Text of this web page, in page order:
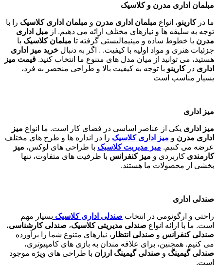
مبلمان اداری مدرن و کلاسیک
ما درکارینو، انواع مبلمان اداری مدرن و مبلمان اداری کلاسیک را با
توجه به سلیقه ها و نیازهای مختلف ارائه می دهیم. از مبل اداری
مدرن با خطوط ساده و مینیمالیستی گرفته تا مبلمان کلاسیک با
جزئیات هنری و مواد اولیه با کیفیت. . اگر به دنبال خرید میز اداری
هستید، می توانید از میان مدل های متنوع ما انتخاب کنید. قیمت میز
اداری درکارینو با توجه به کیفیت بالا و طراحی منحصر به فرد،
بسیار مناسب است
میز اداری
میز اداری یکی از عناصر اساسی در فضای کار است. ما انواع میز
اداری مدرن و میز اداری کلاسیک را در اندازه ها و طرح های مختلف
عرضه می کنیم. میز مدیریت کلاسیک با طراحی های لوکس، میز
کارمندی کاربردی و میز کنفرانس با ظرفیت های متفاوت، تنها
بخشی از محصولات ما هستند.
صندلی اداری
راحتی و ارگونومی در انتخاب صندلی اداری کلاسیک بسیار مهم
است. ما با ارائه انواع صندلی مدیریتی کلاسیک، صندلی کارشناسی،
صندلی کنفرانس و صندلی انتظار ، نیازهای متنوع شما را برآورده
می کنیم. همچنین، برای علاقه مندان به بازی های کامپیوتری،
صندلی گیمینگ و صندلی گیمینگ ارزان با طراحی های ویژه موجود
است.